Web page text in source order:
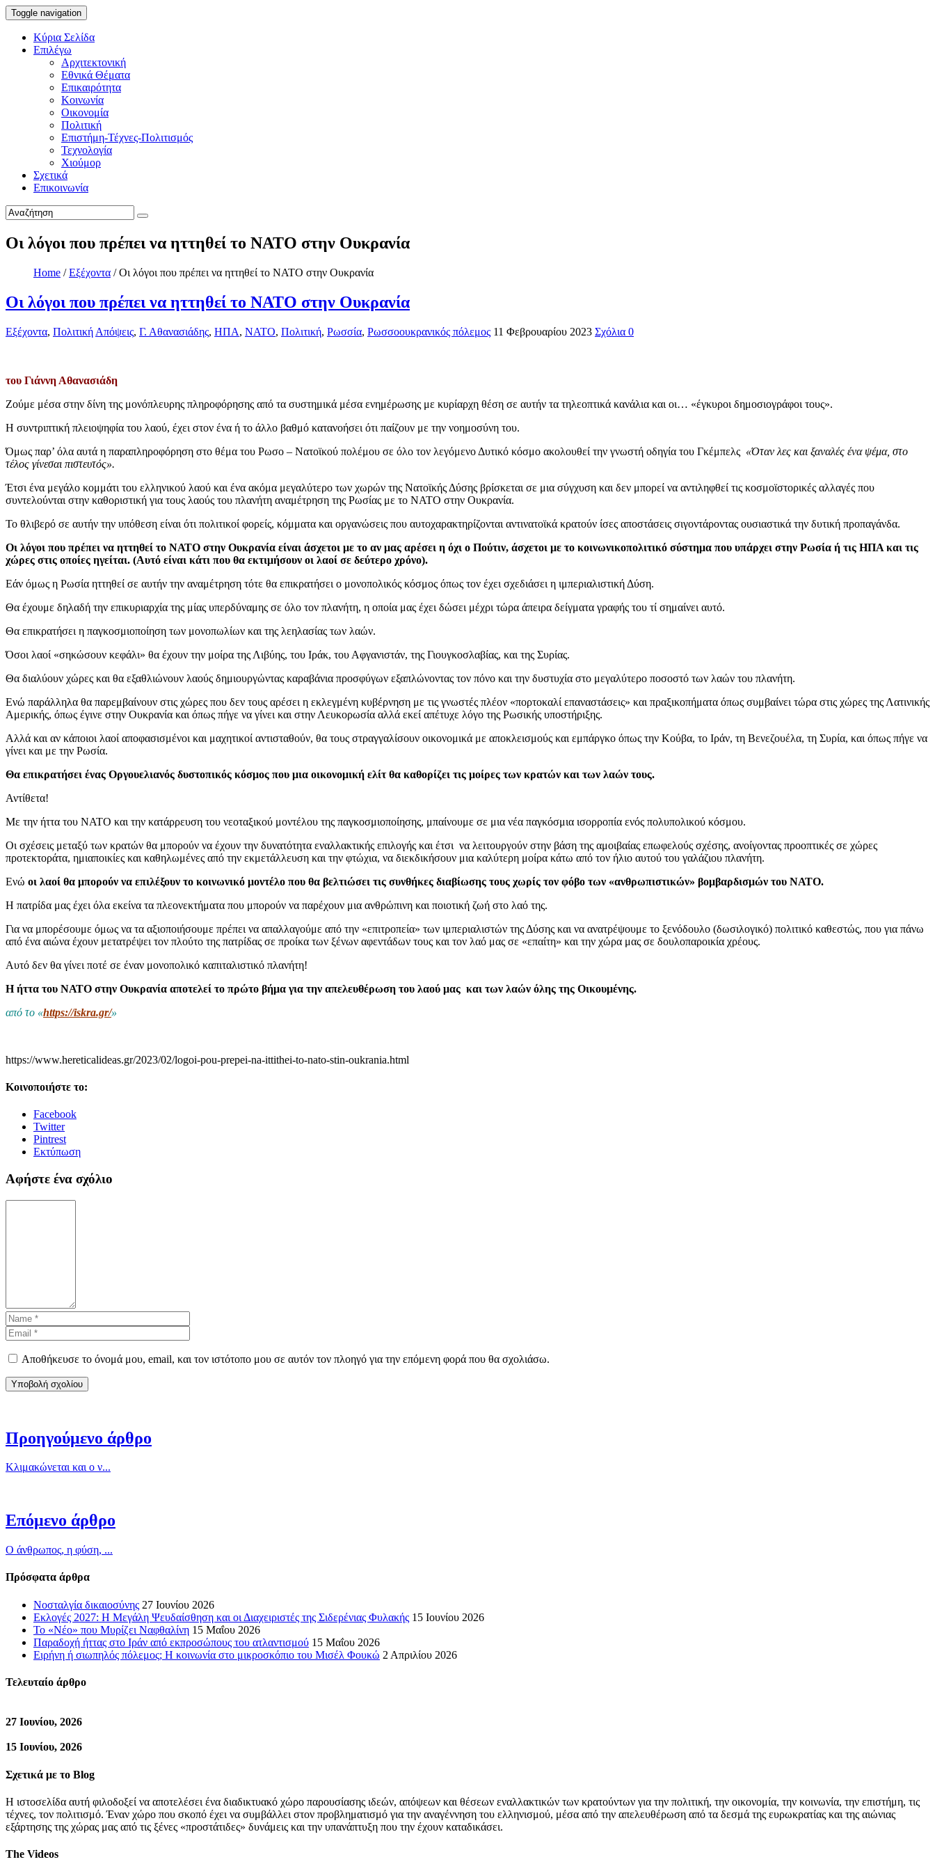
Toggle navigation
Κύρια Σελίδα
Επιλέγω
Αρχιτεκτονική
Εθνικά Θέματα
Επικαιρότητα
Κοινωνία
Οικονομία
Πολιτική
Επιστήμη-Τέχνες-Πολιτισμός
Τεχνολογία
Χιούμορ
Σχετικά
Επικοινωνία
Οι λόγοι που πρέπει να ηττηθεί το ΝΑΤΟ στην Ουκρανία
Home / Εξέχοντα / Οι λόγοι που πρέπει να ηττηθεί το ΝΑΤΟ στην Ουκρανία
Οι λόγοι που πρέπει να ηττηθεί το ΝΑΤΟ στην Ουκρανία
Εξέχοντα, Πολιτική Απόψεις, Γ. Αθανασιάδης, ΗΠΑ, ΝΑΤΟ, Πολιτική, Ρωσσία, Ρωσσοουκρανικός πόλεμος 11 Φεβρουαρίου 2023 Σχόλια 0
του Γιάννη Αθανασιάδη
Ζούμε μέσα στην δίνη της μονόπλευρης πληροφόρησης από τα συστημικά μέσα ενημέρωσης με κυρίαρχη θέση σε αυτήν τα τηλεοπτικά κανάλια και οι… «έγκυροι δημοσιογράφοι τους».
Η συντριπτική πλειοψηφία του λαού, έχει στον ένα ή το άλλο βαθμό κατανοήσει ότι παίζουν με την νοημοσύνη του.
Όμως παρ’ όλα αυτά η παραπληροφόρηση στο θέμα του Ρωσο – Νατοϊκού πολέμου σε όλο τον λεγόμενο Δυτικό κόσμο ακολουθεί την γνωστή οδηγία του Γκέμπελς «Όταν λες και ξαναλές ένα ψέμα, στο
τέλος γίνεσαι πιστευτός».
Έτσι ένα μεγάλο κομμάτι του ελληνικού λαού και ένα ακόμα μεγαλύτερο των χωρών της Νατοϊκής Δύσης βρίσκεται σε μια σύγχυση και δεν μπορεί να αντιληφθεί τις κοσμοϊστορικές αλλαγές που
συντελούνται στην καθοριστική για τους λαούς του πλανήτη αναμέτρηση της Ρωσίας με το ΝΑΤΟ στην Ουκρανία.
Το θλιβερό σε αυτήν την υπόθεση είναι ότι πολιτικοί φορείς, κόμματα και οργανώσεις που αυτοχαρακτηρίζονται αντινατοϊκά κρατούν ίσες αποστάσεις σιγοντάροντας ουσιαστικά την δυτική προπαγάνδα.
Οι λόγοι που πρέπει να ηττηθεί το ΝΑΤΟ στην Ουκρανία είναι άσχετοι με το αν μας αρέσει η όχι ο Πούτιν, άσχετοι με το κοινωνικοπολιτικό σύστημα που υπάρχει στην Ρωσία ή τις ΗΠΑ και τις
χώρες στις οποίες ηγείται. (Αυτό είναι κάτι που θα εκτιμήσουν οι λαοί σε δεύτερο χρόνο).
Εάν όμως η Ρωσία ηττηθεί σε αυτήν την αναμέτρηση τότε θα επικρατήσει ο μονοπολικός κόσμος όπως τον έχει σχεδιάσει η ιμπεριαλιστική Δύση.
Θα έχουμε δηλαδή την επικυριαρχία της μίας υπερδύναμης σε όλο τον πλανήτη, η οποία μας έχει δώσει μέχρι τώρα άπειρα δείγματα γραφής του τί σημαίνει αυτό.
Θα επικρατήσει η παγκοσμιοποίηση των μονοπωλίων και της λεηλασίας των λαών.
Όσοι λαοί «σηκώσουν κεφάλι» θα έχουν την μοίρα της Λιβύης, του Ιράκ, του Αφγανιστάν, της Γιουγκοσλαβίας, και της Συρίας.
Θα διαλύουν χώρες και θα εξαθλιώνουν λαούς δημιουργώντας καραβάνια προσφύγων εξαπλώνοντας τον πόνο και την δυστυχία στο μεγαλύτερο ποσοστό των λαών του πλανήτη.
Ενώ παράλληλα θα παρεμβαίνουν στις χώρες που δεν τους αρέσει η εκλεγμένη κυβέρνηση με τις γνωστές πλέον «πορτοκαλί επαναστάσεις» και πραξικοπήματα όπως συμβαίνει τώρα στις χώρες της Λατινικής
Αμερικής, όπως έγινε στην Ουκρανία και όπως πήγε να γίνει και στην Λευκορωσία αλλά εκεί απέτυχε λόγο της Ρωσικής υποστήριξης.
Αλλά και αν κάποιοι λαοί αποφασισμένοι και μαχητικοί αντισταθούν, θα τους στραγγαλίσουν οικονομικά με αποκλεισμούς και εμπάργκο όπως την Κούβα, το Ιράν, τη Βενεζουέλα, τη Συρία, και όπως πήγε να
γίνει και με την Ρωσία.
Θα επικρατήσει ένας Οργουελιανός δυστοπικός κόσμος που μια οικονομική ελίτ θα καθορίζει τις μοίρες των κρατών και των λαών τους.
Αντίθετα!
Με την ήττα του ΝΑΤΟ και την κατάρρευση του νεοταξικού μοντέλου της παγκοσμιοποίησης, μπαίνουμε σε μια νέα παγκόσμια ισορροπία ενός πολυπολικού κόσμου.
Οι σχέσεις μεταξύ των κρατών θα μπορούν να έχουν την δυνατότητα εναλλακτικής επιλογής και έτσι να λειτουργούν στην βάση της αμοιβαίας επωφελούς σχέσης, ανοίγοντας προοπτικές σε χώρες
προτεκτοράτα, ημιαποικίες και καθηλωμένες από την εκμετάλλευση και την φτώχια, να διεκδικήσουν μια καλύτερη μοίρα κάτω από τον ήλιο αυτού του γαλάζιου πλανήτη.
Ενώ οι λαοί θα μπορούν να επιλέξουν το κοινωνικό μοντέλο που θα βελτιώσει τις συνθήκες διαβίωσης τους χωρίς τον φόβο των «ανθρωπιστικών» βομβαρδισμών του ΝΑΤΟ.
Η πατρίδα μας έχει όλα εκείνα τα πλεονεκτήματα που μπορούν να παρέχουν μια ανθρώπινη και ποιοτική ζωή στο λαό της.
Για να μπορέσουμε όμως να τα αξιοποιήσουμε πρέπει να απαλλαγούμε από την «επιτροπεία» των ιμπεριαλιστών της Δύσης και να ανατρέψουμε το ξενόδουλο (δωσιλογικό) πολιτικό καθεστώς, που για πάνω
από ένα αιώνα έχουν μετατρέψει τον πλούτο της πατρίδας σε προίκα των ξένων αφεντάδων τους και τον λαό μας σε «επαίτη» και την χώρα μας σε δουλοπαροικία χρέους.
Αυτό δεν θα γίνει ποτέ σε έναν μονοπολικό καπιταλιστικό πλανήτη!
Η ήττα του ΝΑΤΟ στην Ουκρανία αποτελεί το πρώτο βήμα για την απελευθέρωση του λαού μας και των λαών όλης της Οικουμένης.
από το «https://iskra.gr/»
https://www.hereticalideas.gr/2023/02/logoi-pou-prepei-na-ittithei-to-nato-stin-oukrania.html
Κοινοποιήστε το:
Facebook
Twitter
Pintrest
Εκτύπωση
Αφήστε ένα σχόλιο
Αποθήκευσε το όνομά μου, email, και τον ιστότοπο μου σε αυτόν τον πλοηγό για την επόμενη φορά που θα σχολιάσω.
Προηγούμενο άρθρο
Κλιμακώνεται και ο ν...
Επόμενο άρθρο
Ο άνθρωπος, η φύση, ...
Πρόσφατα άρθρα
Νοσταλγία δικαιοσύνης 27 Ιουνίου 2026
Εκλογές 2027: Η Μεγάλη Ψευδαίσθηση και οι Διαχειριστές της Σιδερένιας Φυλακής 15 Ιουνίου 2026
Το «Νέο» που Μυρίζει Ναφθαλίνη 15 Μαΐου 2026
Παραδοχή ήττας στο Ιράν από εκπροσώπους του ατλαντισμού 15 Μαΐου 2026
Ειρήνη ή σιωπηλός πόλεμος; Η κοινωνία στο μικροσκόπιο του Μισέλ Φουκώ 2 Απριλίου 2026
Τελευταίο άρθρο
27 Ιουνίου, 2026
15 Ιουνίου, 2026
Σχετικά με το Blog
Η ιστοσελίδα αυτή φιλοδοξεί να αποτελέσει ένα διαδικτυακό χώρο παρουσίασης ιδεών, απόψεων και θέσεων εναλλακτικών των κρατούντων για την πολιτική, την οικονομία, την κοινωνία, την επιστήμη, τις
τέχνες, τον πολιτισμό. Έναν χώρο που σκοπό έχει να συμβάλλει στον προβληματισμό για την αναγέννηση του ελληνισμού, μέσα από την απελευθέρωση από τα δεσμά της ευρωκρατίας και της αιώνιας
εξάρτησης της χώρας μας από τις ξένες «προστάτιδες» δυνάμεις και την υπανάπτυξη που την έχουν καταδικάσει.
The Videos